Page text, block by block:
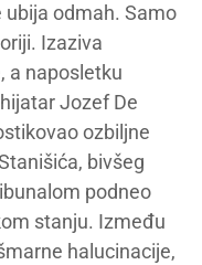
odmah. Samo
Izaziva
a naposletku
Jozef De
ozbiljne
bivšeg
podneo
stanju. Između
halucinacije,